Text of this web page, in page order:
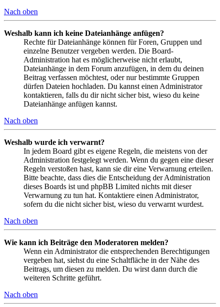
Nach oben
Weshalb kann ich keine Dateianhänge anfügen?
Rechte für Dateianhänge können für Foren, Gruppen und
einzelne Benutzer vergeben werden. Die Board-
Administration hat es möglicherweise nicht erlaubt,
Dateianhänge in dem Forum anzufügen, in dem du deinen
Beitrag verfassen möchtest, oder nur bestimmte Gruppen
dürfen Dateien hochladen. Du kannst einen Administrator
kontaktieren, falls du dir nicht sicher bist, wieso du keine
Dateianhänge anfügen kannst.
Nach oben
Weshalb wurde ich verwarnt?
In jedem Board gibt es eigene Regeln, die meistens von der
Administration festgelegt werden. Wenn du gegen eine dieser
Regeln verstoßen hast, kann sie dir eine Verwarnung erteilen.
Bitte beachte, dass dies die Entscheidung der Administration
dieses Boards ist und phpBB Limited nichts mit dieser
Verwarnung zu tun hat. Kontaktiere einen Administrator,
sofern du die nicht sicher bist, wieso du verwarnt wurdest.
Nach oben
Wie kann ich Beiträge den Moderatoren melden?
Wenn ein Administrator die entsprechenden Berechtigungen
vergeben hat, siehst du eine Schaltfläche in der Nähe des
Beitrags, um diesen zu melden. Du wirst dann durch die
weiteren Schritte geführt.
Nach oben